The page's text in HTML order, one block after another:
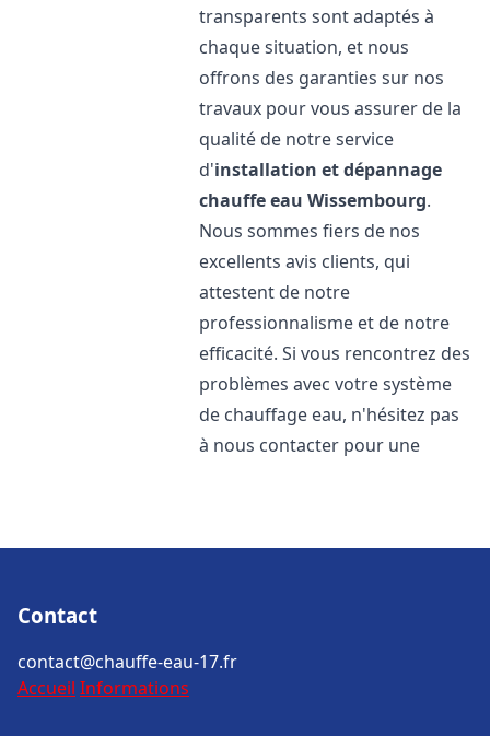
transparents sont adaptés à
chaque situation, et nous
offrons des garanties sur nos
travaux pour vous assurer de la
qualité de notre service
d'installation et dépannage
chauffe eau Wissembourg.
Nous sommes fiers de nos
excellents avis clients, qui
attestent de notre
professionnalisme et de notre
efficacité. Si vous rencontrez des
problèmes avec votre système
de chauffage eau, n'hésitez pas
à nous contacter pour une
Contact
contact@chauffe-eau-17.fr
Accueil Informations